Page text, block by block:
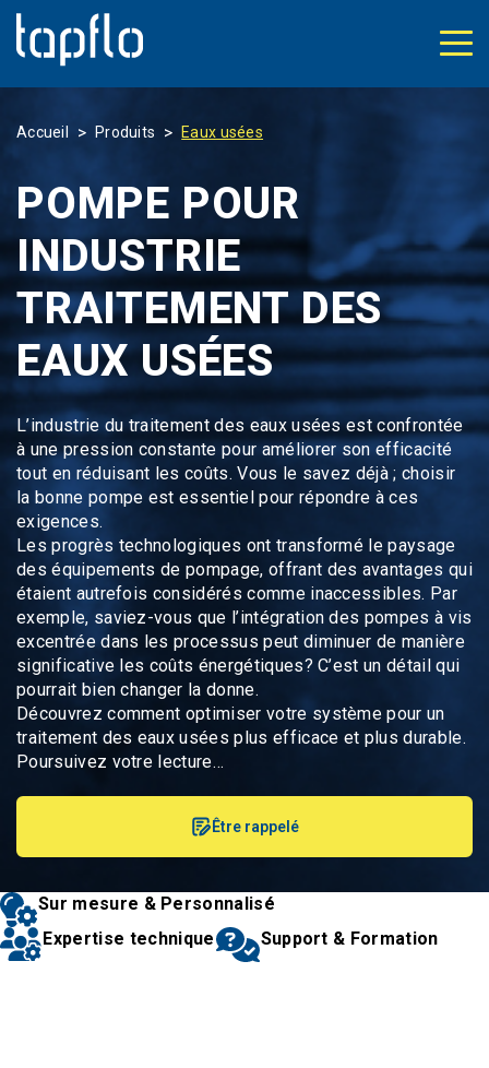
Accueil > Produits > Eaux usées
POMPE POUR
INDUSTRIE
TRAITEMENT DES
EAUX USÉES
L’industrie du traitement des eaux usées est confrontée
à une pression constante pour améliorer son efficacité
tout en réduisant les coûts. Vous le savez déjà ; choisir
la bonne pompe est essentiel pour répondre à ces
exigences.
Les progrès technologiques ont transformé le paysage
des équipements de pompage, offrant des avantages qui
étaient autrefois considérés comme inaccessibles. Par
exemple, saviez-vous que l’intégration des pompes à vis
excentrée dans les processus peut diminuer de manière
significative les coûts énergétiques? C’est un détail qui
pourrait bien changer la donne.
Découvrez comment optimiser votre système pour un
traitement des eaux usées plus efficace et plus durable.
Poursuivez votre lecture…
Être rappelé
Sur mesure & Personnalisé
Expertise technique
Support & Formation